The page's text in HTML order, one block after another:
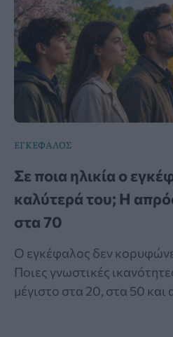
ΕΓΚΕΦΑΛΟΣ
Σε ποια ηλικία ο
καλύτερά του; Η
στα 70
Ο εγκέφαλος δεν
Ποιες γνωστικές
μέγιστο στα 20, στα 50 και